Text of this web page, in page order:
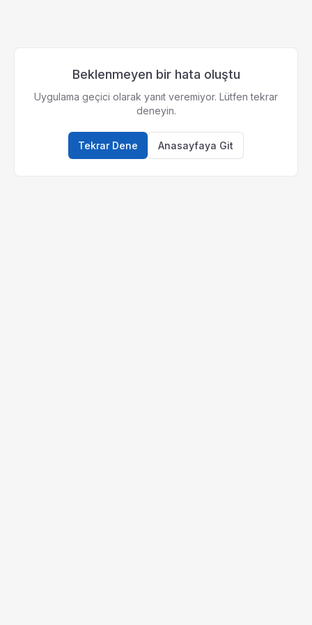
Beklenmeyen bir hata oluştu
Uygulama geçici olarak yanıt veremiyor. Lütfen tekrar
deneyin.
Tekrar Dene Anasayfaya Git